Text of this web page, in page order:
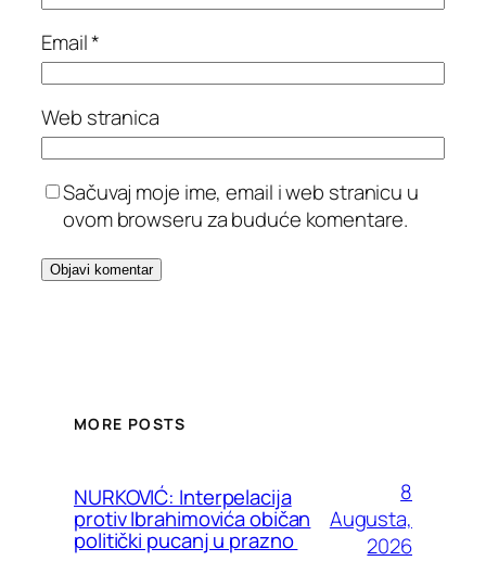
Email*
Web stranica
Sačuvaj moje ime, email i web stranicu u
ovom browseru za buduće komentare.
MORE POSTS
NURKOVIĆ: Interpelacija
protiv Ibrahimovića običan
politički pucanj u prazno
8
Augusta,
2026